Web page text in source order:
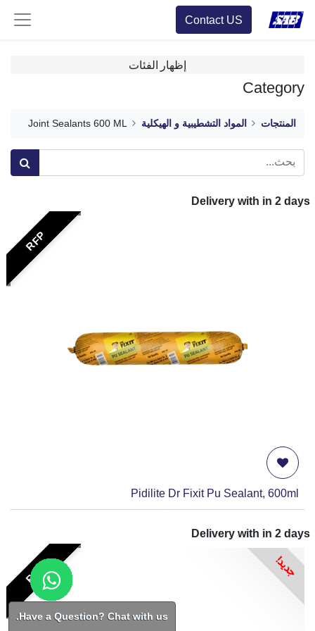
Contact US
إظهار الفئات
Category
المنتجات المواد التشطيبية و الهيكلية Joint Sealants 600 ML
Delivery with in 2 days
RFP
Pidilite Dr Fixit Pu Sealant, 600ml
Delivery with in 2 days
RFP جديد!
Have a Question? Chat with us.